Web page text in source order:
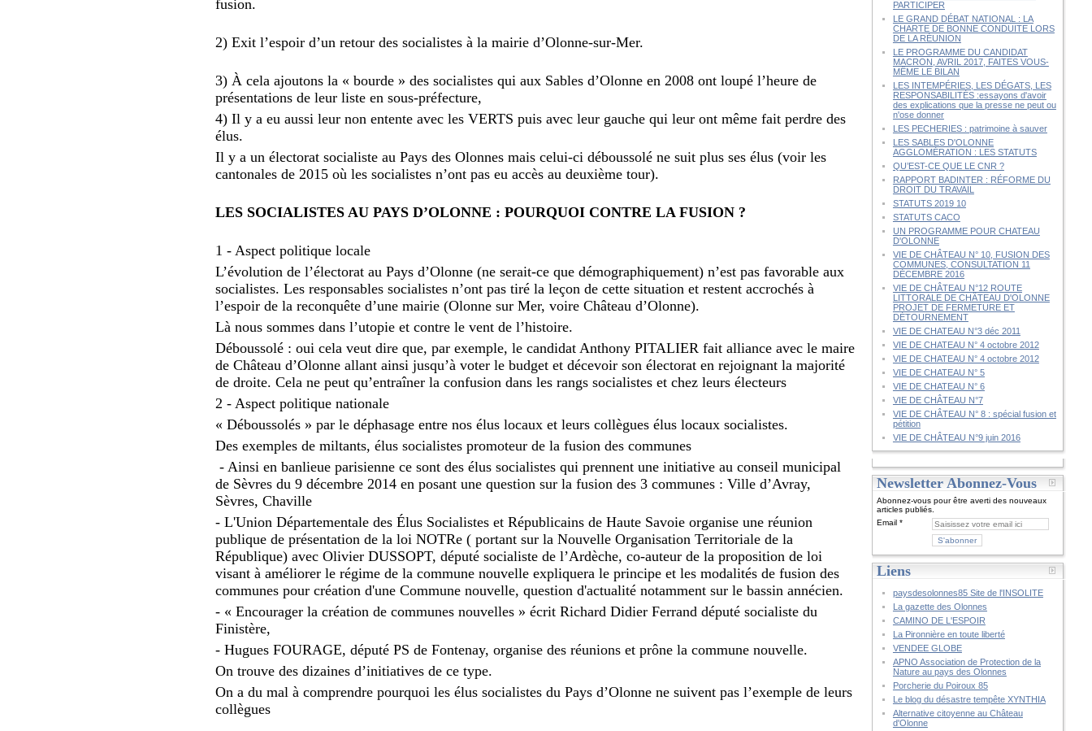
fusion.
2) Exit l’espoir d’un retour des socialistes à la mairie d’Olonne-sur-Mer.
3) À cela ajoutons la « bourde » des socialistes qui aux Sables d’Olonne en 2008 ont loupé l’heure de
présentations de leur liste en sous-préfecture,
4) Il y a eu aussi leur non entente avec les VERTS puis avec leur gauche qui leur ont même fait perdre des
élus.
Il y a un électorat socialiste au Pays des Olonnes mais celui-ci déboussolé ne suit plus ses élus (voir les
cantonales de 2015 où les socialistes n’ont pas eu accès au deuxième tour).
LES SOCIALISTES AU PAYS D’OLONNE : POURQUOI CONTRE LA FUSION ?
1 - Aspect politique locale
L’évolution de l’électorat au Pays d’Olonne (ne serait-ce que démographiquement) n’est pas favorable aux
socialistes. Les responsables socialistes n’ont pas tiré la leçon de cette situation et restent accrochés à
l’espoir de la reconquête d’une mairie (Olonne sur Mer, voire Château d’Olonne).
Là nous sommes dans l’utopie et contre le vent de l’histoire.
Déboussolé : oui cela veut dire que, par exemple, le candidat Anthony PITALIER fait alliance avec le maire
de Château d’Olonne allant ainsi jusqu’à voter le budget et décevoir son électorat en rejoignant la majorité
de droite. Cela ne peut qu’entraîner la confusion dans les rangs socialistes et chez leurs électeurs
2 - Aspect politique nationale
« Déboussolés » par le déphasage entre nos élus locaux et leurs collègues élus locaux socialistes.
Des exemples de miltants, élus socialistes promoteur de la fusion des communes
- Ainsi en banlieue parisienne ce sont des élus socialistes qui prennent une initiative au conseil municipal
de Sèvres du 9 décembre 2014 en posant une question sur la fusion des 3 communes : Ville d’Avray,
Sèvres, Chaville
- L'Union Départementale des Élus Socialistes et Républicains de Haute Savoie organise une réunion
publique de présentation de la loi NOTRe ( portant sur la Nouvelle Organisation Territoriale de la
République) avec Olivier DUSSOPT, député socialiste de l’Ardèche, co-auteur de la proposition de loi
visant à améliorer le régime de la commune nouvelle expliquera le principe et les modalités de fusion des
communes pour création d'une Commune nouvelle, question d'actualité notamment sur le bassin annécien.
- « Encourager la création de communes nouvelles » écrit Richard Didier Ferrand député socialiste du
Finistère,
- Hugues FOURAGE, député PS de Fontenay, organise des réunions et prône la commune nouvelle.
On trouve des dizaines d’initiatives de ce type.
On a du mal à comprendre pourquoi les élus socialistes du Pays d’Olonne ne suivent pas l’exemple de leurs
collègues
PARTICIPER
LE GRAND DÉBAT NATIONAL : LA
CHARTE DE BONNE CONDUITE LORS
DE LA RÉUNION
LE PROGRAMME DU CANDIDAT
MACRON, AVRIL 2017, FAITES VOUS-
MÊME LE BILAN
LES INTEMPÉRIES, LES DÉGATS, LES
RESPONSABILITÉS :essayons d'avoir
des explications que la presse ne peut ou
n'ose donner
LES PECHERIES : patrimoine à sauver
LES SABLES D'OLONNE
AGGLOMÉRATION : LES STATUTS
QU’EST-CE QUE LE CNR ?
RAPPORT BADINTER : RÉFORME DU
DROIT DU TRAVAIL
STATUTS 2019 10
STATUTS CACO
UN PROGRAMME POUR CHATEAU
D'OLONNE
VIE DE CHÂTEAU N° 10, FUSION DES
COMMUNES, CONSULTATION 11
DÉCEMBRE 2016
VIE DE CHÂTEAU N°12 ROUTE
LITTORALE DE CHÂTEAU D'OLONNE
PROJET DE FERMETURE ET
DÉTOURNEMENT
VIE DE CHATEAU N°3 déc 2011
VIE DE CHATEAU N° 4 octobre 2012
VIE DE CHATEAU N° 4 octobre 2012
VIE DE CHATEAU N° 5
VIE DE CHATEAU N° 6
VIE DE CHÂTEAU N°7
VIE DE CHÂTEAU N° 8 : spécial fusion et
pétition
VIE DE CHÂTEAU N°9 juin 2016
Newsletter Abonnez-Vous
Abonnez-vous pour être averti des nouveaux
articles publiés.
Email
Liens
paysdesolonnes85 Site de l'INSOLITE
La gazette des Olonnes
CAMINO DE L'ESPOIR
La Pironnière en toute liberté
VENDEE GLOBE
APNO Association de Protection de la
Nature au pays des Olonnes
Porcherie du Poiroux 85
Le blog du désastre tempête XYNTHIA
Alternative citoyenne au Château
d'Olonne